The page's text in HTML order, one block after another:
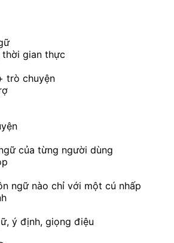
gian thực
trò chuyện
của từng người dùng
ngữ nào chỉ với một cú nhấp
ý định, giọng điệu